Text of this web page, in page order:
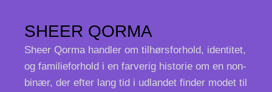
SHEER QORMA
Sheer Qorma handler om tilhørsforhold, identitet,
og familieforhold i en farverig historie om en non-
binær, der efter lang tid i udlandet finder modet til